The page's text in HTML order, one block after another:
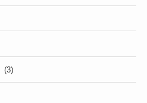
(3)